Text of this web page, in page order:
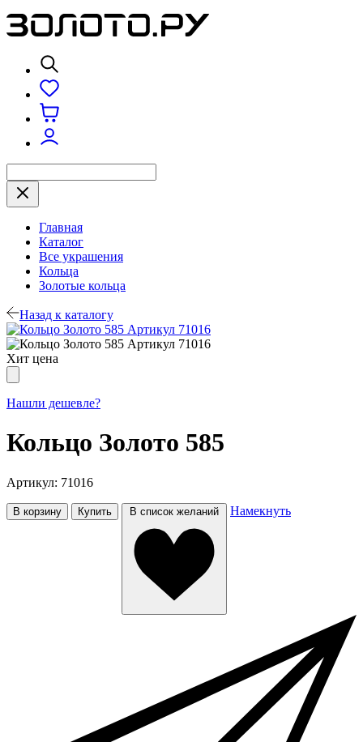
Главная
Каталог
Все украшения
Кольца
Золотые кольца
Назад к каталогу
Хит цена
Нашли дешевле?
Кольцо Золото 585
Артикул: 71016
В корзину Купить В список желаний Намекнуть